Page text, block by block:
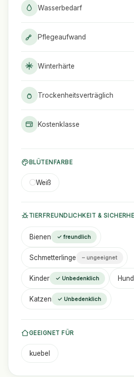
Wasserbedarf
Pflegeaufwand
Winterhärte
Trockenheitsverträglich
Kostenklasse
BLÜTENFARBE
Weiß
TIERFREUNDLICHKEIT &
Bienen ✓ freundlich
Schmetterlinge – ungeeignet
Kinder ✓ Unbedenklich
Katzen ✓ Unbedenklich
GEEIGNET FÜR
kuebel